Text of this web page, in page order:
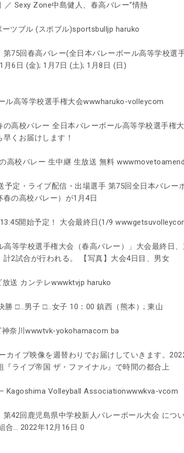
／ Sexy Zone中島健人、春高バレー“情熱
ツブル (スポブル)sportsbulljp haruko
75回春高バレー(全日本バレーボール高等学校選
月6日 (金); 1月7日 (土); 1月8日 (日)
ル高等学校選手権大会wwwharuko-volleycom
高校バレー 全日本バレーボール高等学校選手権
くお届けします！
高校バレー 生中継 生放送 無料
予定・ライブ配信・出場選手 第75回全日本バレー
の高校バレー）が1月4日
開始予定！ 大会最終日(1/9
高等学校選手権大会（春高バレー）」大会最終日
計2試合が行われる。 【写真】大会4日目、男女
送 カンテレwwwktvjp haruko
勝 □…男子 □…女子 10：00 鎮西（熊本）; 東山
奈川wwwtvk-yokohamacom ba
カイブ映像を週替わりでお届けしていきます。
『ライブ帝国 ザ・ファイナル』で時間の都合上
Kagoshima Volleyball Associationwwwkva-vcom
第42回鹿児島県中学校新人バレーボール大会 につ
合… 2022年12月16日 0